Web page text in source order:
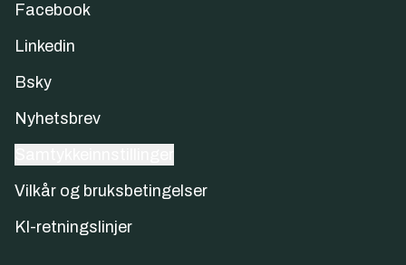
Facebook
Linkedin
Bsky
Nyhetsbrev
Vilkår og bruksbetingelser
KI-retningslinjer